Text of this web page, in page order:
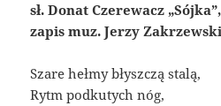
sł. Donat Czerewacz „Sójka”,
zapis muz. Jerzy
Szare hełmy błyszczą stalą,
Rytm podkutych nóg,